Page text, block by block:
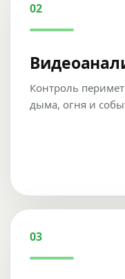
02
Контроль
дыма, огня и
03